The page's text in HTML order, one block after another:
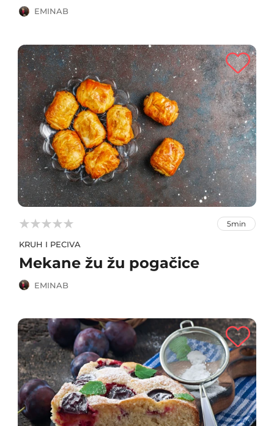
EMINAB


 5min
KRUH I PECIVA
Mekane žu žu pogačice
EMINAB